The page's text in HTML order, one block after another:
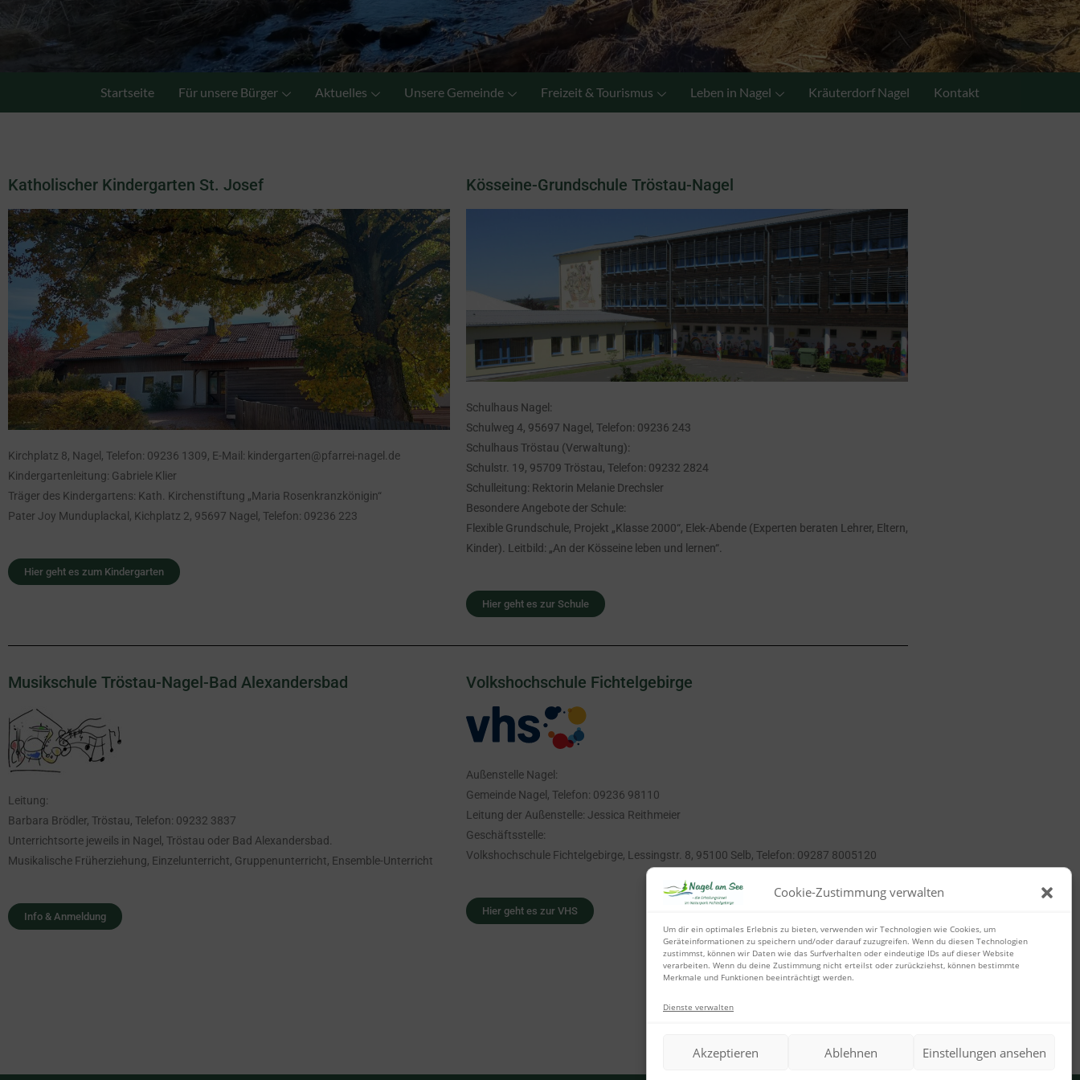
Cookie-Zustimmung verwalten
Um dir ein optimales Erlebnis zu bieten, verwenden wir Technologien wie Cookies, um
Geräteinformationen zu speichern und/oder darauf zuzugreifen. Wenn du diesen Technologien
zustimmst, können wir Daten wie das Surfverhalten oder eindeutige IDs auf dieser Website
verarbeiten. Wenn du deine Zustimmung nicht erteilst oder zurückziehst, können bestimmte
Merkmale und Funktionen beeinträchtigt werden.
Dienste verwalten
Akzeptieren Ablehnen Einstellungen ansehen
Startseite Für unsere Bürger Aktuelles Unsere Gemeinde Freizeit & Tourismus Leben in Nagel Kräuterdorf Nagel Kontakt
Katholischer Kindergarten St. Josef
Kirchplatz 8, Nagel, Telefon: 09236 1309, E-Mail: kindergarten@pfarrei-nagel.de
Kindergartenleitung: Gabriele Klier
Träger des Kindergartens: Kath. Kirchenstiftung „Maria Rosenkranzkönigin“
Pater Joy Munduplackal, Kichplatz 2, 95697 Nagel, Telefon: 09236 223
Hier geht es zum Kindergarten
Kösseine-Grundschule Tröstau-Nagel
Schulhaus Nagel:
Schulweg 4, 95697 Nagel, Telefon: 09236 243
Schulhaus Tröstau (Verwaltung):
Schulstr. 19, 95709 Tröstau, Telefon: 09232 2824
Schulleitung: Rektorin Melanie Drechsler
Besondere Angebote der Schule:
Flexible Grundschule, Projekt „Klasse 2000“, Elek-Abende (Experten beraten Lehrer, Eltern,
Kinder). Leitbild: „An der Kösseine leben und lernen“.
Hier geht es zur Schule
Musikschule Tröstau-Nagel-Bad Alexandersbad
Leitung:
Barbara Brödler, Tröstau, Telefon: 09232 3837
Unterrichtsorte jeweils in Nagel, Tröstau oder Bad Alexandersbad.
Musikalische Früherziehung, Einzelunterricht, Gruppenunterricht, Ensemble-Unterricht
Info & Anmeldung
Volkshochschule Fichtelgebirge
Außenstelle Nagel:
Gemeinde Nagel, Telefon: 09236 98110
Leitung der Außenstelle: Jessica Reithmeier
Geschäftsstelle:
Volkshochschule Fichtelgebirge, Lessingstr. 8, 95100 Selb, Telefon: 09287 8005120
Hier geht es zur VHS